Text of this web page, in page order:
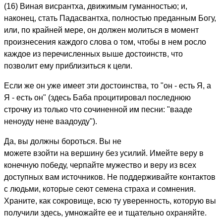
(16) Виная висрантха, движимым гуманностью; и,
наконец, стать Падасвантха, полностью преданным Богу,
или, по крайней мере, он должен молиться в момент
произнесения каждого слова о том, чтобы в нем росло
каждое из перечисленных выше достоинств, что
позволит ему приблизиться к цели.
Если же он уже имеет эти достоинства, то "он - есть Я, а
Я - есть он" (здесь Баба процитировал последнюю
строчку из только что сочиненной им песни: "вааде
неноуду нене ваадоуду").
Да, вы должны бороться. Вы не
можете взойти на вершину без усилий. Имейте веру в
конечную победу, черпайте мужество и веру из всех
доступных вам источников. Не поддерживайте контактов
с людьми, которые сеют семена страха и сомнения.
Храните, как сокровище, всю ту уверенность, которую вы
получили здесь, умножайте ее и тщательно охраняйте.